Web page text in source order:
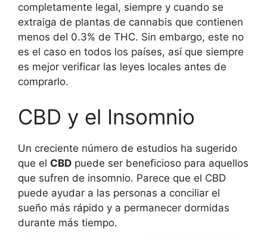
completamente legal, siempre y cuando se
extraiga de plantas de cannabis que contienen
menos del 0.3% de THC. Sin embargo, este no
es el caso en todos los países, así que siempre
es mejor verificar las leyes locales antes de
comprarlo.
CBD y el Insomnio
Un creciente número de estudios ha sugerido
que el CBD puede ser beneficioso para aquellos
que sufren de insomnio. Parece que el CBD
puede ayudar a las personas a conciliar el
sueño más rápido y a permanecer dormidas
durante más tiempo.